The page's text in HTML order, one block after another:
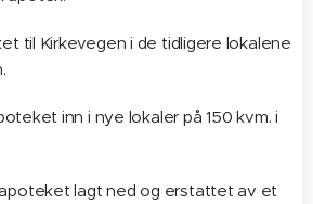
til Kirkevegen i de tidligere lokalene
inn i nye lokaler på 150 kvm. i
lagt ned og erstattet av et